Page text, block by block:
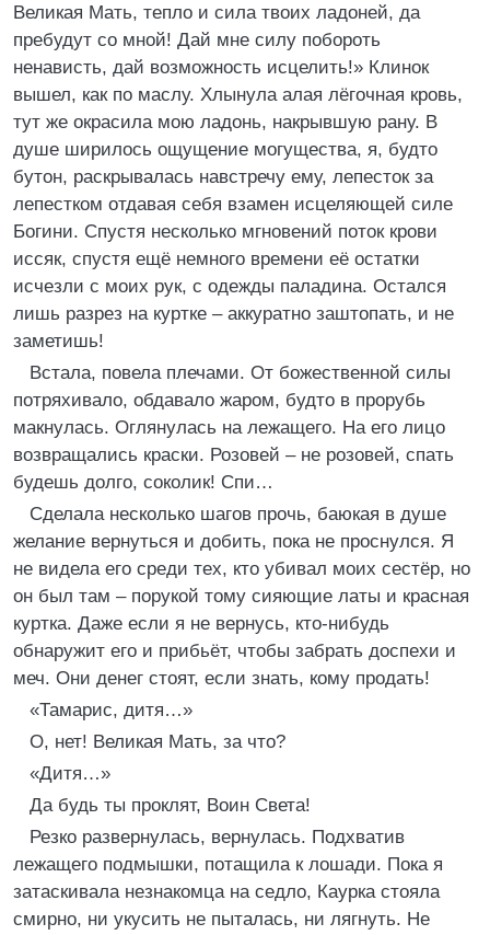
Великая Мать, тепло и сила твоих ладоней, да
пребудут со мной! Дай мне силу побороть
ненависть, дай возможность исцелить!» Клинок
вышел, как по маслу. Хлынула алая лёгочная кровь,
тут же окрасила мою ладонь, накрывшую рану. В
душе ширилось ощущение могущества, я, будто
бутон, раскрывалась навстречу ему, лепесток за
лепестком отдавая себя взамен исцеляющей силе
Богини. Спустя несколько мгновений поток крови
иссяк, спустя ещё немного времени её остатки
исчезли с моих рук, с одежды паладина. Остался
лишь разрез на куртке – аккуратно заштопать, и не
заметишь!
Встала, повела плечами. От божественной силы
потряхивало, обдавало жаром, будто в прорубь
макнулась. Оглянулась на лежащего. На его лицо
возвращались краски. Розовей – не розовей, спать
будешь долго, соколик! Спи…
Сделала несколько шагов прочь, баюкая в душе
желание вернуться и добить, пока не проснулся. Я
не видела его среди тех, кто убивал моих сестёр, но
он был там – порукой тому сияющие латы и красная
куртка. Даже если я не вернусь, кто-нибудь
обнаружит его и прибьёт, чтобы забрать доспехи и
меч. Они денег стоят, если знать, кому продать!
«Тамарис, дитя…»
О, нет! Великая Мать, за что?
«Дитя…»
Да будь ты проклят, Воин Света!
Резко развернулась, вернулась. Подхватив
лежащего подмышки, потащила к лошади. Пока я
затаскивала незнакомца на седло, Каурка стояла
смирно, ни укусить не пыталась, ни лягнуть. Не